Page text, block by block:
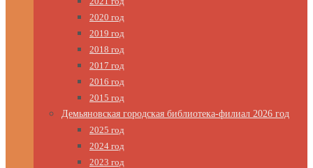
2020 год
2019 год
2018 год
2017 год
2016 год
2015 год
Демьяновская городская библиотека-филиал 2026 год
2025 год
2024 год
2023 год